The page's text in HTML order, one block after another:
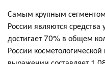
Самым крупным сегментом
России являются
достигает 70% в общем
России